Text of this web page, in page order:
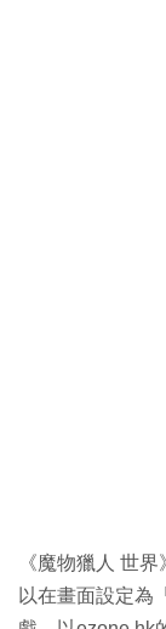
《魔物獵人 世
以在畫面設定為